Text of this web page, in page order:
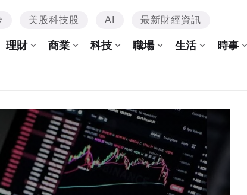
美股科技股 AI 最新財經資訊
理財 商業 科技 職場 生活 時事